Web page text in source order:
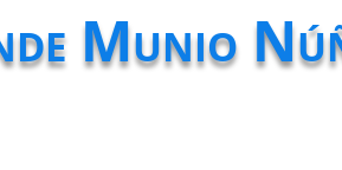
Munio